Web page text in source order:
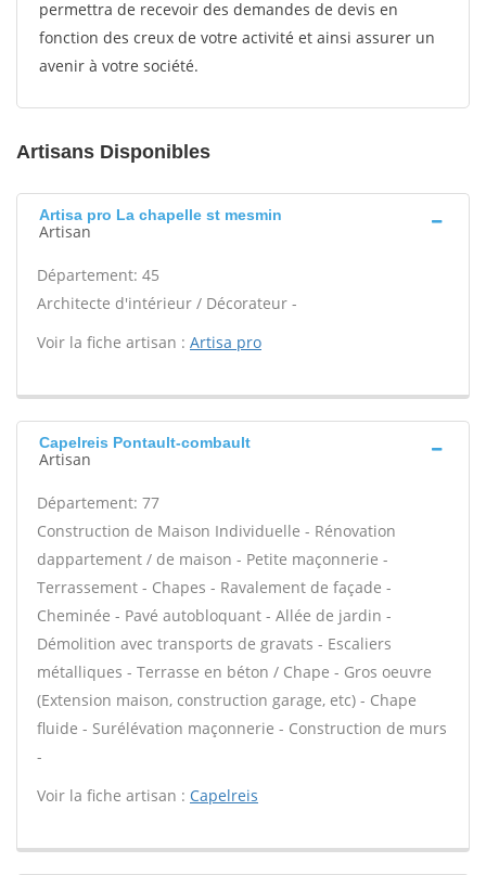
permettra de recevoir des demandes de devis en
fonction des creux de votre activité et ainsi assurer un
avenir à votre société.
Artisans Disponibles
Artisa pro La chapelle st mesmin
Artisan
Département: 45
Architecte d'intérieur / Décorateur -
Voir la fiche artisan : Artisa pro
Capelreis Pontault-combault
Artisan
Département: 77
Construction de Maison Individuelle - Rénovation
dappartement / de maison - Petite maçonnerie -
Terrassement - Chapes - Ravalement de façade -
Cheminée - Pavé autobloquant - Allée de jardin -
Démolition avec transports de gravats - Escaliers
métalliques - Terrasse en béton / Chape - Gros oeuvre
(Extension maison, construction garage, etc) - Chape
fluide - Surélévation maçonnerie - Construction de murs
-
Voir la fiche artisan : Capelreis